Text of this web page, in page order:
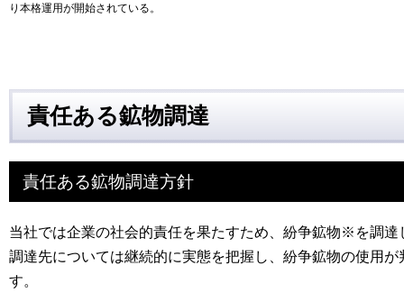
り本格運用が開始されている。
責任ある鉱物調達
責任ある鉱物調達方針
当社では企業の社会的責任を果たすため、紛争鉱物※を調
調達先については継続的に実態を把握し、紛争鉱物の使用
す。